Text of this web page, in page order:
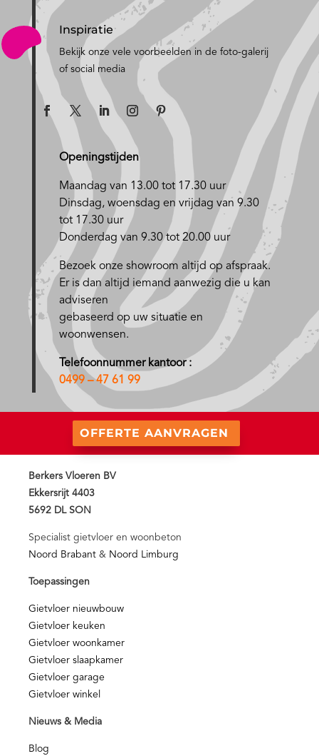
Inspiratie
Bekijk onze vele voorbeelden in de foto-galerij
of social media
Openingstijden
Maandag van 13.00 tot 17.30 uur
Dinsdag, woensdag en vrijdag van 9.30
tot 17.30 uur
Donderdag van 9.30 tot 20.00 uur
Bezoek onze showroom altijd op afspraak.
Er is dan altijd iemand aanwezig die u kan
adviseren
gebaseerd op uw situatie en
woonwensen.
Telefoonnummer kantoor :
0499 – 47 61 99
OFFERTE AANVRAGEN
Berkers Vloeren BV
Ekkersrijt 4403
5692 DL SON
Specialist gietvloer en woonbeton
Noord Brabant & Noord Limburg
Toepassingen
Gietvloer nieuwbouw
Gietvloer keuken
Gietvloer woonkamer
Gietvloer slaapkamer
Gietvloer garage
Gietvloer winkel
Nieuws & Media
Blog